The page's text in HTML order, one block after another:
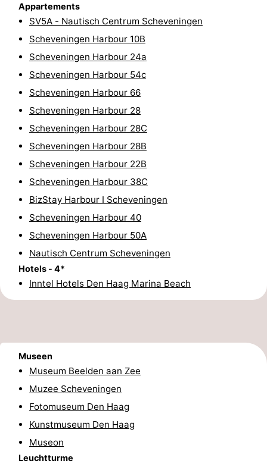
Sport
Radfahren
Wandern
Golfplatze
Surfen
Sportangeln
Shoppen
Essen
und
trinken
Veranstaltungen
Praktisch
Forum
Route
Parken
Reisebuchshop
Adressen
Region
Appartements
SV5A - Nautisch Centrum Scheveningen
Scheveningen Harbour 10B
Scheveningen Harbour 24a
Scheveningen Harbour 54c
Scheveningen Harbour 66
Scheveningen Harbour 28
Scheveningen Harbour 28C
Scheveningen Harbour 28B
Scheveningen Harbour 22B
Scheveningen Harbour 38C
BizStay Harbour I Scheveningen
Scheveningen Harbour 40
Scheveningen Harbour 50A
Nautisch Centrum Scheveningen
Hotels - 4*
Inntel Hotels Den Haag Marina Beach
Museen
Museum Beelden aan Zee
Muzee Scheveningen
Fotomuseum Den Haag
Kunstmuseum Den Haag
Museon
Leuchtturme